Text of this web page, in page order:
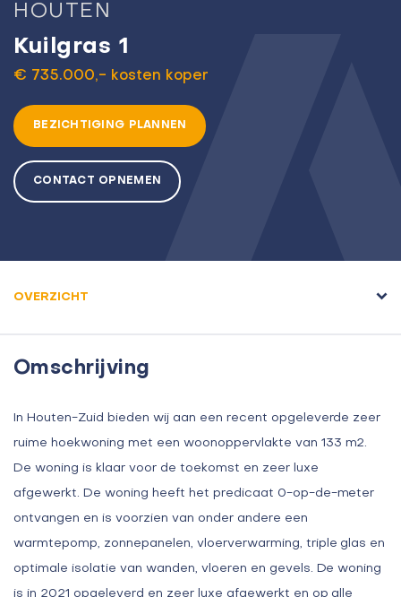
HOUTEN
Kuilgras 1
€ 735.000,- kosten koper
BEZICHTIGING PLANNEN
CONTACT OPNEMEN
OVERZICHT
Omschrijving
In Houten-Zuid bieden wij aan een recent opgeleverde zeer
ruime hoekwoning met een woonoppervlakte van 133 m2.
De woning is klaar voor de toekomst en zeer luxe
afgewerkt. De woning heeft het predicaat 0-op-de-meter
ontvangen en is voorzien van onder andere een
warmtepomp, zonnepanelen, vloerverwarming, triple glas en
optimale isolatie van wanden, vloeren en gevels. De woning
is in 2021 opgeleverd en zeer luxe afgewerkt en op alle